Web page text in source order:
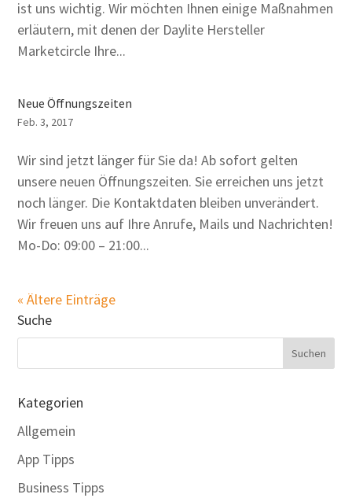
ist uns wichtig. Wir möchten Ihnen einige Maßnahmen
erläutern, mit denen der Daylite Hersteller
Marketcircle Ihre...
Neue Öffnungszeiten
Feb. 3, 2017
Wir sind jetzt länger für Sie da! Ab sofort gelten
unsere neuen Öffnungszeiten. Sie erreichen uns jetzt
noch länger. Die Kontaktdaten bleiben unverändert.
Wir freuen uns auf Ihre Anrufe, Mails und Nachrichten!
Mo-Do: 09:00 – 21:00...
« Ältere Einträge
Suche
Kategorien
Allgemein
App Tipps
Business Tipps